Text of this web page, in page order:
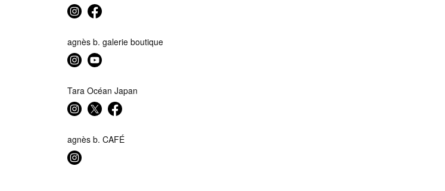
agnès b. galerie boutique
Tara Océan Japan
agnès b. CAFÉ